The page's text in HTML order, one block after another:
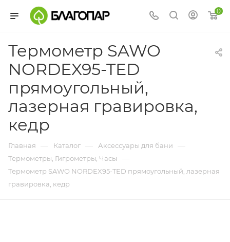
0
Термометр SAWO
NORDEX95-TED
прямоугольный,
лазерная гравировка,
кедр
Главная — Каталог — Аксессуары для бани —
Термометры, Гигрометры, Часы —
Термометр SAWO NORDEX95-TED прямоугольный, лазерная
гравировка, кедр